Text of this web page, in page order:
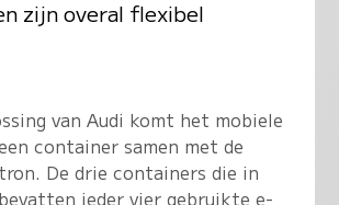
zijn overal flexibel
van Audi komt het mobiele
container samen met de
De drie containers die in
ieder vier gebruikte e-